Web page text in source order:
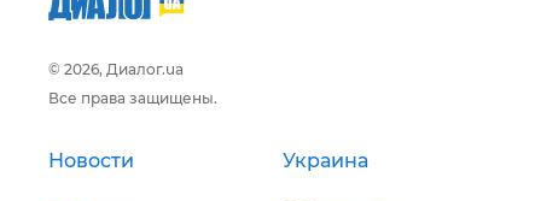
© 2026, Диалог.ua
Все права защищены.
Новости Украина